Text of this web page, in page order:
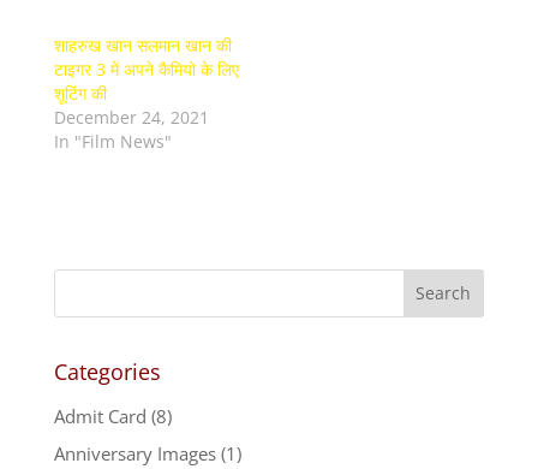
शाहरुख खान सलमान खान की
टाइगर 3 में अपने कैमियो के लिए
शूटिंग की
December 24, 2021
In "Film News"
Categories
Admit Card (8)
Anniversary Images(1)